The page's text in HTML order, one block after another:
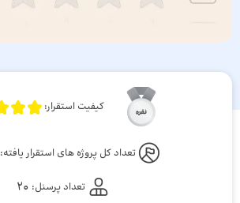
کیفیت استقرار:
تعداد کل پروژه های استقرار یافته:
تعداد پرسنل: 20